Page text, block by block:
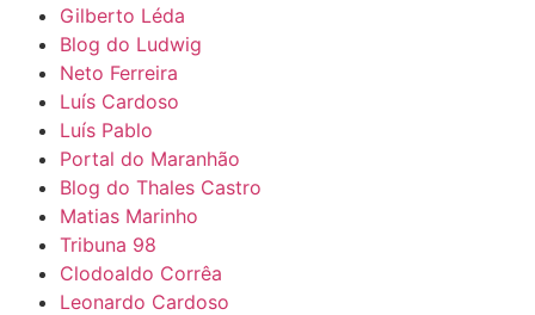
Gilberto Léda
Blog do Ludwig
Neto Ferreira
Luís Cardoso
Luís Pablo
Portal do Maranhão
Blog do Thales Castro
Matias Marinho
Tribuna 98
Clodoaldo Corrêa
Leonardo Cardoso